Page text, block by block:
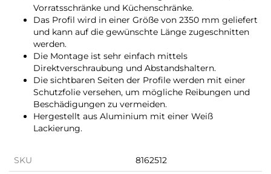
Vorratsschränke und Küchenschränke.
Das Profil wird in einer Größe von 2350 mm geliefert
und kann auf die gewünschte Länge zugeschnitten
werden.
Die Montage ist sehr einfach mittels
Direktverschraubung und Abstandshaltern.
Die sichtbaren Seiten der Profile werden mit einer
Schutzfolie versehen, um mögliche Reibungen und
Beschädigungen zu vermeiden.
Hergestellt aus Aluminium mit einer Weiß
Lackierung.
SKU 8162512